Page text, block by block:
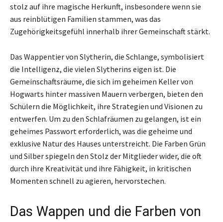
stolz auf ihre magische Herkunft, insbesondere wenn sie
aus reinblütigen Familien stammen, was das
Zugehörigkeitsgefühl innerhalb ihrer Gemeinschaft stärkt.
Das Wappentier von Slytherin, die Schlange, symbolisiert
die Intelligenz, die vielen Slytherins eigen ist. Die
Gemeinschaftsräume, die sich im geheimen Keller von
Hogwarts hinter massiven Mauern verbergen, bieten den
Schülern die Möglichkeit, ihre Strategien und Visionen zu
entwerfen. Um zu den Schlafräumen zu gelangen, ist ein
geheimes Passwort erforderlich, was die geheime und
exklusive Natur des Hauses unterstreicht. Die Farben Grün
und Silber spiegeln den Stolz der Mitglieder wider, die oft
durch ihre Kreativität und ihre Fähigkeit, in kritischen
Momenten schnell zu agieren, hervorstechen.
Das Wappen und die Farben von